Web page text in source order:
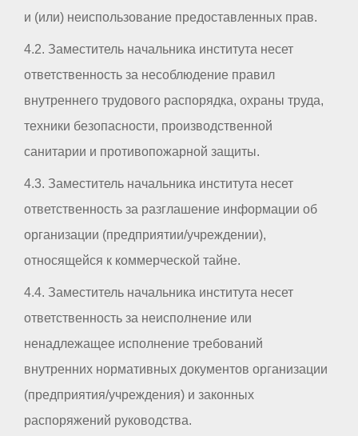
и (или) неиспользование предоставленных прав.
4.2. Заместитель начальника института несет
ответственность за несоблюдение правил
внутреннего трудового распорядка, охраны труда,
техники безопасности, производственной
санитарии и противопожарной защиты.
4.3. Заместитель начальника института несет
ответственность за разглашение информации об
организации (предприятии/учреждении),
относящейся к коммерческой тайне.
4.4. Заместитель начальника института несет
ответственность за неисполнение или
ненадлежащее исполнение требований
внутренних нормативных документов организации
(предприятия/учреждения) и законных
распоряжений руководства.